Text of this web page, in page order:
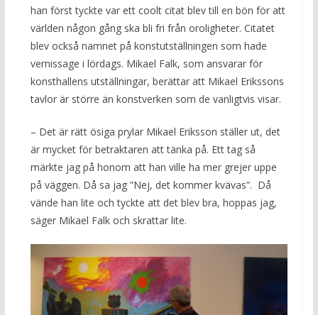
han först tyckte var ett coolt citat blev till en bön för att
världen någon gång ska bli fri från oroligheter. Citatet
blev också namnet på konstutställningen som hade
vernissage i lördags. Mikael Falk, som ansvarar för
konsthallens utställningar, berättar att Mikael Erikssons
tavlor är större än konstverken som de vanligtvis visar.
– Det är rätt ösiga prylar Mikael Eriksson ställer ut, det
är mycket för betraktaren att tänka på. Ett tag så
märkte jag på honom att han ville ha mer grejer uppe
på väggen. Då sa jag ”Nej, det kommer kvävas”. Då
vände han lite och tyckte att det blev bra, hoppas jag,
säger Mikael Falk och skrattar lite.